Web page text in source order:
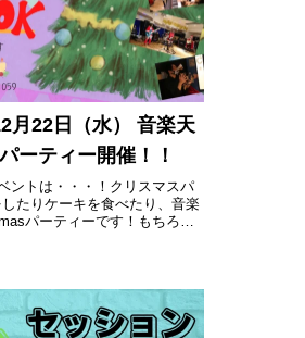
月22日（水） 音楽天
ーティー開催！！
ントは・・・！クリスマスパ
たりケーキを食べたり、音楽
パーティーです！もちろん